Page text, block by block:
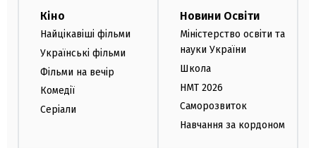
Кіно
Найцікавіші фільми
Українські фільми
Фільми на вечір
Комедії
Серіали
Новини Освіти
Міністерство освіти та
науки України
Школа
НМТ 2026
Саморозвиток
Навчання за кордоном